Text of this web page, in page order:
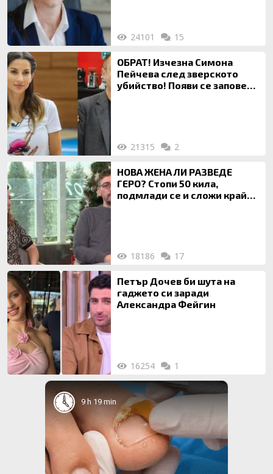
24101 15
ОБРАТ! Изчезна Симона
Пейчева след зверското
убийство! Появи се заповед
21315 2
НОВА ЖЕНА ЛИ РАЗВЕДЕ
ГЕРО? Стопи 50 кила,
подмлади се и сложи край
18186 17
Петър Дочев би шута на
гаджето си заради
Александра Фейгин
16254 1
9 h 19 min